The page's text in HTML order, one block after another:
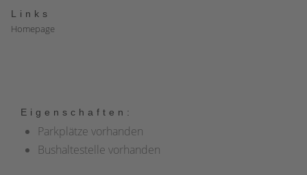
Links
Homepage
Eigenschaften:
Parkplätze vorhanden
Bushaltestelle vorhanden